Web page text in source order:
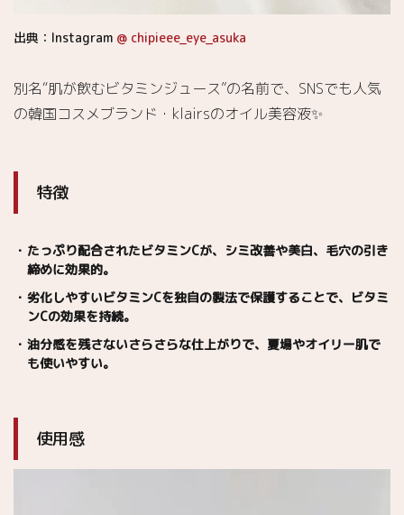
出典：Instagram @ chipieee_eye_asuka
別名“肌が飲むビタミンジュース”の名前で、SNSでも人気
の韓国コスメブランド・klairsのオイル美容液✨
特徴
たっぷり配合されたビタミンCが、シミ改善や美白、毛穴の引き
締めに効果的。
劣化しやすいビタミンCを独自の製法で保護することで、ビタミ
ンCの効果を持続。
油分感を残さないさらさらな仕上がりで、夏場やオイリー肌で
も使いやすい。
使用感